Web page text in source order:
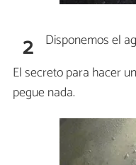
2 Disponemos el
El secreto para hacer
pegue nada.